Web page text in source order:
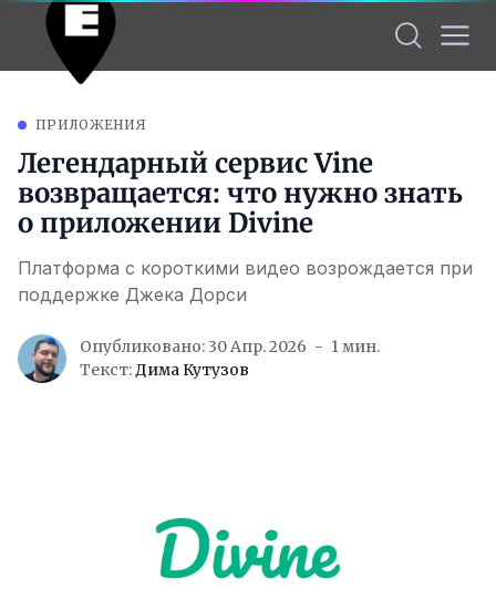
ПРИЛОЖЕНИЯ
Легендарный сервис Vine
возвращается: что нужно знать
о приложении Divine
Платформа с короткими видео возрождается при
поддержке Джека Дорси
Опубликовано: 30 Апр. 2026
1 мин.
Текст:Дима Кутузов